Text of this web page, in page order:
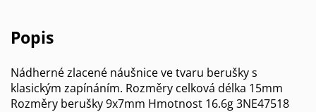
Popis
Nádherné zlacené náušnice ve tvaru berušky s
klasickým zapínáním. Rozměry celková délka 15mm
Rozměry berušky 9x7mm Hmotnost 16.6g 3NE47518